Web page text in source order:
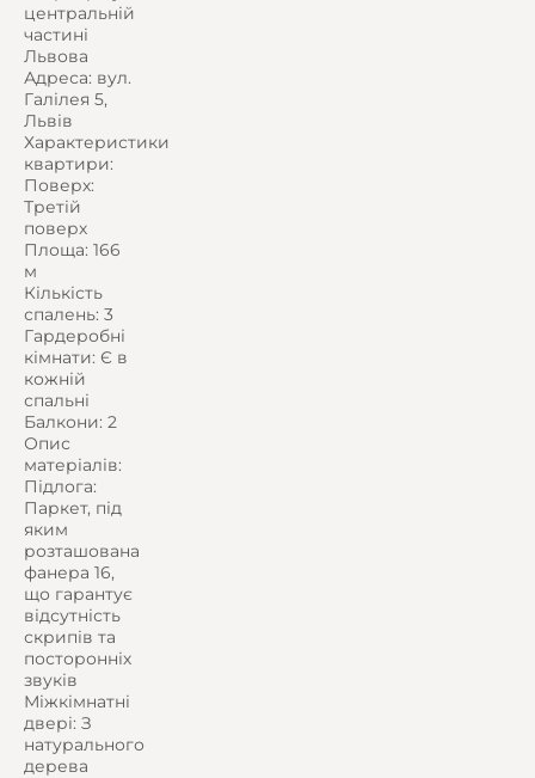
центральній
частині
Львова
Адреса: вул.
Галілея 5,
Львів
Характеристики
квартири:
Поверх:
Третій
поверх
Площа: 166
м
Кількість
спалень: 3
Гардеробні
кімнати: Є в
кожній
спальні
Балкони: 2
Опис
матеріалів:
Підлога:
Паркет, під
яким
розташована
фанера 16,
що гарантує
відсутність
скрипів та
посторонніх
звуків
Міжкімнатні
двері: З
натурального
дерева